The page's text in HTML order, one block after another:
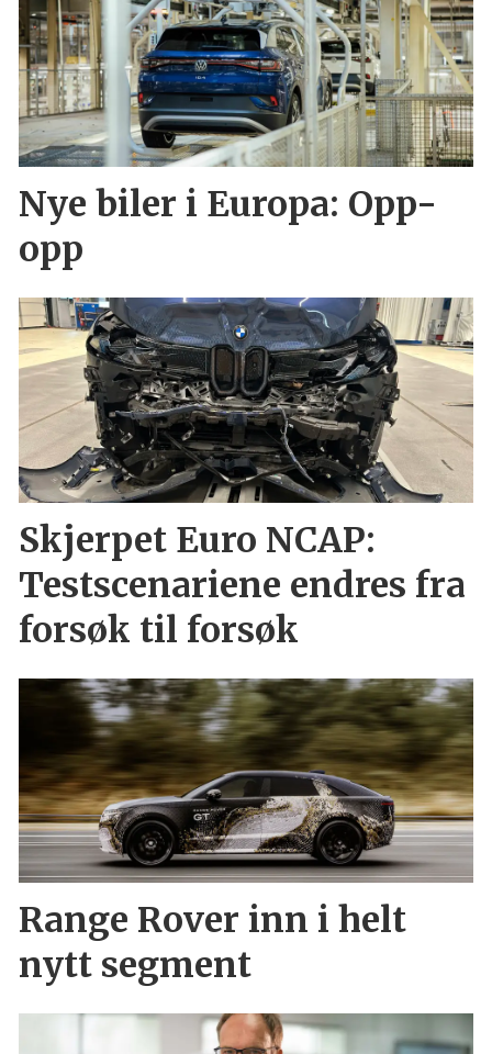
Nye biler i Europa: Opp-
opp
Skjerpet Euro NCAP:
Testscenariene endres fra
forsøk til forsøk
Range Rover inn i helt
nytt segment